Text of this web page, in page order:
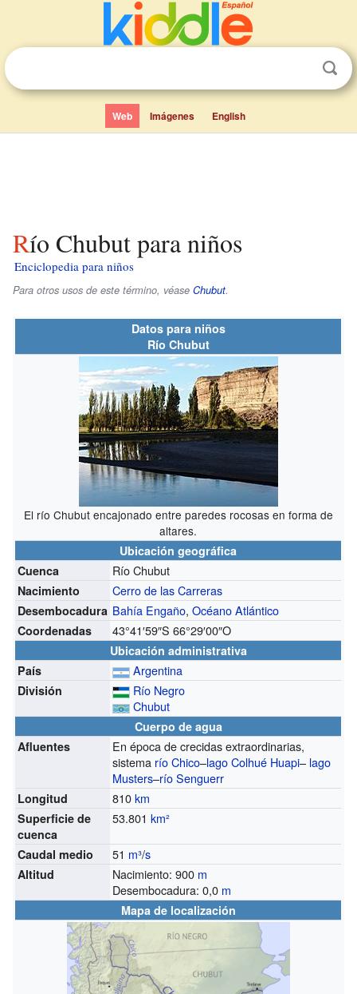
Web Imágenes English
Río Chubut para niños
Enciclopedia para niños
Para otros usos de este término, véase Chubut.
Datos para niños
Río Chubut
El río Chubut encajonado entre paredes rocosas en forma de
altares.
Ubicación geográfica
Cuenca
Río Chubut
Nacimiento Cerro de las Carreras
Desembocadura Bahía Engaño,Océano Atlántico
Coordenadas 43°41′59″S 66°29′00″O
Ubicación administrativa
País
Argentina
División
Río Negro
Chubut
Cuerpo de agua
Afluentes
En época de crecidas extraordinarias,
sistema río Chico–lago Colhué Huapi– lago
Musters–río Senguerr
Longitud 810km
Superficie de
cuenca
53.801km²
Caudal medio 51 m³/s
Altitud Nacimiento: 900 m
Desembocadura: 0,0 m
Mapa de localización